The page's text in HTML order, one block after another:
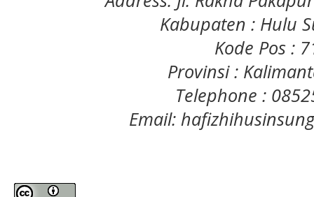
Kabupaten : Hulu
Kode Pos :
Provinsi :
Telephone :
Email: